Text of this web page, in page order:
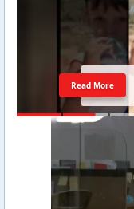
Read More